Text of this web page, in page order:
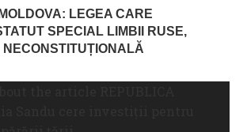
LEGEA CARE
SPECIAL LIMBII RUSE,